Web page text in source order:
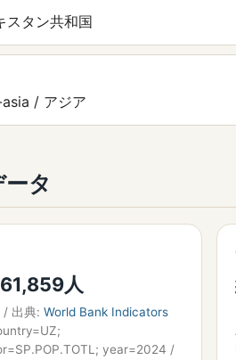
スタン共和国
/ アジア
タ
人
/ 出典: World Bank Indicators
year=2024 /